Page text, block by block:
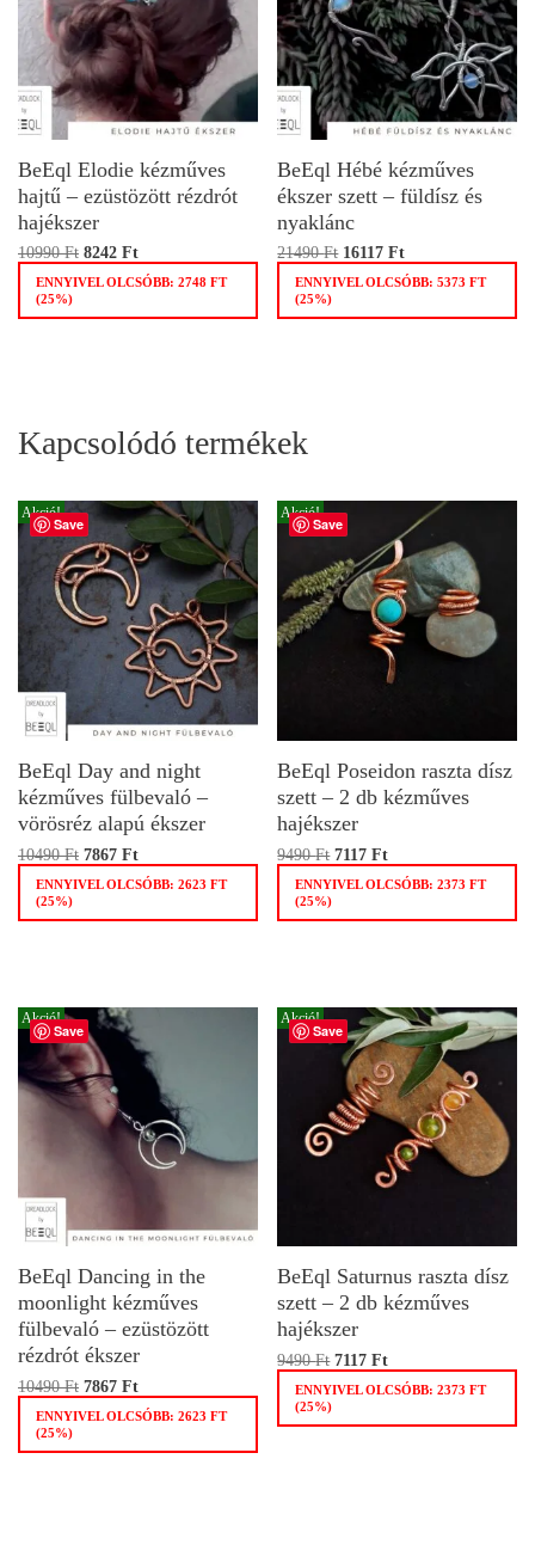
BeEql Elodie kézműves
hajtű – ezüstözött rézdrót
hajékszer
10990Ft 8242 Ft
ENNYIVEL OLCSÓBB: 2748 FT
(25%)
BeEql Hébé kézműves
ékszer szett – füldísz és
nyaklánc
21490Ft 16117Ft
ENNYIVEL OLCSÓBB:5373FT
(25%)
Kapcsolódó termékek
Save
Akció!
BeEql Day and night
kézműves fülbevaló –
vörösréz alapú ékszer
10490Ft 7867 Ft
ENNYIVEL OLCSÓBB: 2623 FT
(25%)
Save
Akció!
BeEql Poseidon raszta dísz
szett – 2 db kézműves
hajékszer
9490Ft 7117Ft
ENNYIVEL OLCSÓBB:2373FT
(25%)
Save
Akció!
BeEql Dancing in the
moonlight kézműves
fülbevaló – ezüstözött
rézdrót ékszer
10490Ft 7867 Ft
ENNYIVEL OLCSÓBB: 2623 FT
(25%)
Save
Akció!
BeEql Saturnus raszta dísz
szett – 2 db kézműves
hajékszer
9490Ft 7117Ft
ENNYIVEL OLCSÓBB:2373FT
(25%)